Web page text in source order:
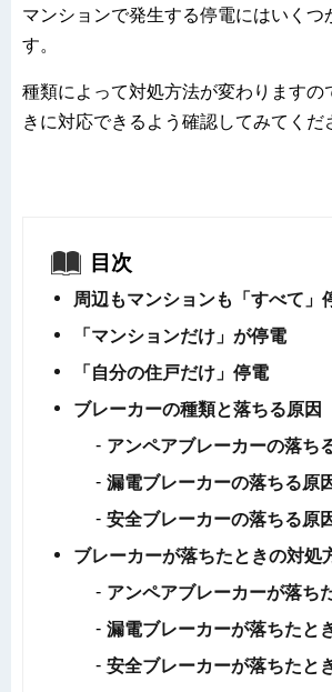
マンションで発生する停電にはいくつ
す。
種類によって対処方法が変わりますの
きに対応できるよう確認してみてくだ
目次
周辺もマンションも「すべて」
「マンションだけ」が停電
「自分の住戸だけ」停電
ブレーカーの種類と落ちる原因
アンペアブレーカーの落ち
漏電ブレーカーの落ちる原
安全ブレーカーの落ちる原
ブレーカーが落ちたときの対処
アンペアブレーカーが落ち
漏電ブレーカーが落ちたと
安全ブレーカーが落ちたと